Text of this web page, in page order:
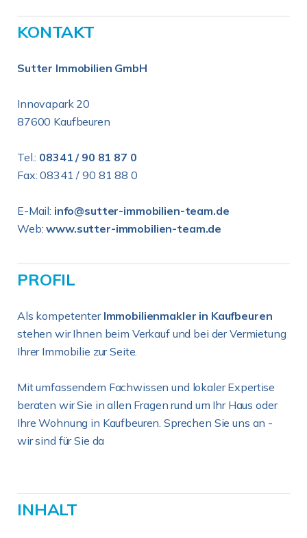
KONTAKT
Sutter Immobilien GmbH
Innovapark 20
87600 Kaufbeuren
Tel.: 08341 / 90 81 87 0
Fax: 08341 / 90 81 88 0
E-Mail: info@sutter-immobilien-team.de
Web:www.sutter-immobilien-team.de
PROFIL
Als kompetenter Immobilienmakler in Kaufbeuren
stehen wir Ihnen beim Verkauf und bei der Vermietung
Ihrer Immobilie zur Seite.
Mit umfassendem Fachwissen und lokaler Expertise
beraten wir Sie in allen Fragen rund um Ihr Haus oder
Ihre Wohnung in Kaufbeuren. Sprechen Sie uns an -
wir sind für Sie da
INHALT